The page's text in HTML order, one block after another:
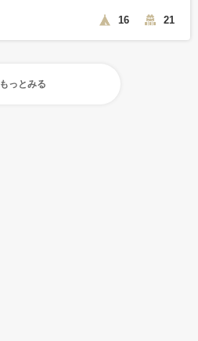
16 21
もっとみる